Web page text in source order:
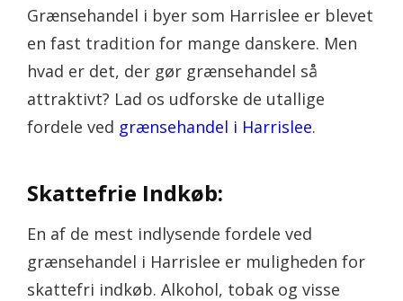
Grænsehandel i byer som Harrislee er blevet
en fast tradition for mange danskere. Men
hvad er det, der gør grænsehandel så
attraktivt? Lad os udforske de utallige
fordele ved grænsehandel i Harrislee.
Skattefrie Indkøb:
En af de mest indlysende fordele ved
grænsehandel i Harrislee er muligheden for
skattefri indkøb. Alkohol, tobak og visse